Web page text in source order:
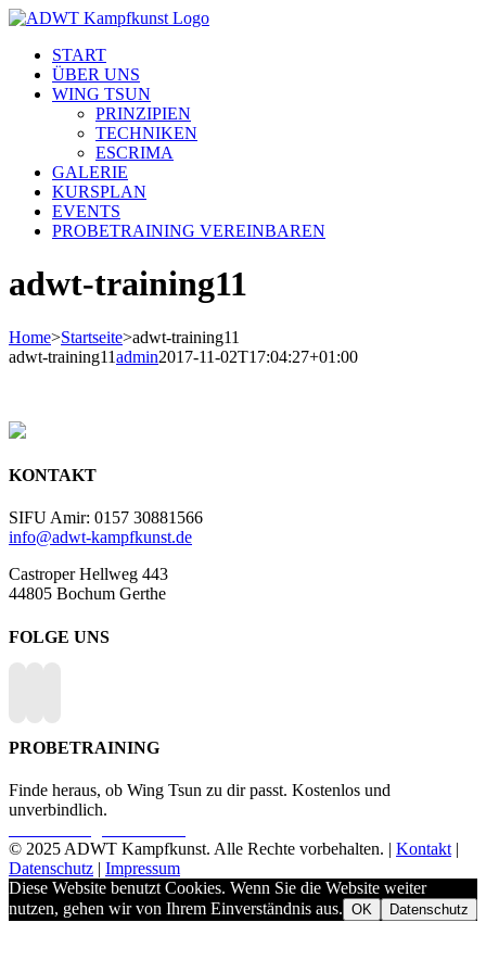
Skip
contentSTART
ÜBER UNS
WING TSUN
PRINZIPIEN
TECHNIKEN
ESCRIMA
GALERIE
KURSPLAN
EVENTS
PROBETRAINING VEREINBAREN
adwt-training11
Home>Startseite>adwt-training11
adwt-training11admin2017-11-02T17:04:27+01:00
KONTAKT
SIFU Amir: 0157 30881566
info@adwt-kampfkunst.de
Castroper Hellweg 443
44805 Bochum Gerthe
FOLGE UNS
PROBETRAINING
Finde heraus, ob Wing Tsun zu dir passt. Kostenlos und
unverbindlich.
© 2025 ADWT Kampfkunst. Alle Rechte vorbehalten. | Kontakt|
Datenschutz
Impressum
Diese Website benutzt Cookies. Wenn Sie die Website weiter
nutzen, gehen wir von Ihrem Einverständnis aus. OK Datenschutz